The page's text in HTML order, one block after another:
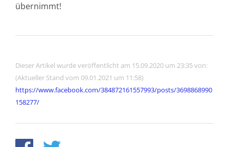
übernimmt!
Dieser Artikel wurde veröffentlicht am 15.09.2020 um 23:35 von:
(Aktueller Stand vom 09.01.2021 um 11:58)
https://www.facebook.com/384872161557993/posts/3698868990
158277/